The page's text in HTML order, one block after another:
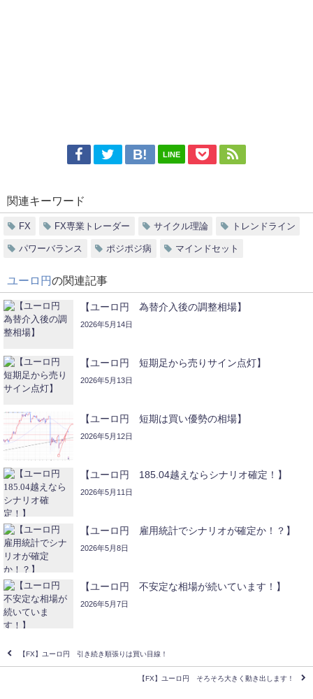
LINE
関連キーワード
FX FX専業トレーダー サイクル理論 トレンドライン
パワーバランス ポジポジ病 マインドセット
ユーロ円の関連記事
【ユーロ円 為替介入後の調整相場】
2026年5月14日
【ユーロ円 短期足から売りサイン点灯】
2026年5月13日
【ユーロ円 短期は買い優勢の相場】
2026年5月12日
【ユーロ円 185.04越えならシナリオ確定！】
2026年5月11日
【ユーロ円 雇用統計でシナリオが確定か！？】
2026年5月8日
【ユーロ円 不安定な相場が続いています！】
2026年5月7日
【FX】ユーロ円 引き続き順張りは買い目線！
【FX】ユーロ円 そろそろ大きく動き出します！